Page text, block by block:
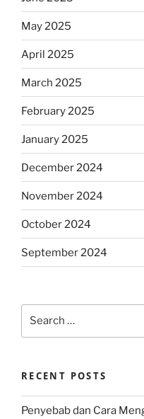
May 2025
April 2025
March 2025
February 2025
January 2025
December 2024
November 2024
October 2024
September 2024
RECENT POSTS
Penyebab dan Cara